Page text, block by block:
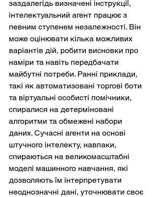
заздалегідь визначені інструкції,
інтелектуальний агент працює з
певним ступенем незалежності. Він
може оцінювати кілька можливих
варіантів дій, робити висновки про
наміри та навіть передбачати
майбутні потреби. Ранні приклади,
такі як автоматизовані торгові боти
та віртуальні особисті помічники,
спиралися на детерміновані
алгоритми та обмежені набори
даних. Сучасні агенти на основі
штучного інтелекту, навпаки,
спираються на великомасштабні
моделі машинного навчання, які
дозволяють їм інтерпретувати
неоднозначні дані, уточнювати своє